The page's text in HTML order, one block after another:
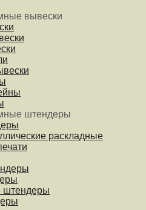
вывески
штендеры
раскладные
штендеры